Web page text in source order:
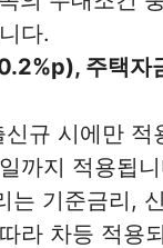
다.
주택자
규 시에만 적
까지 적용됩
기준금리,
라 차등 적용